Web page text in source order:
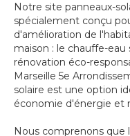
Notre site panneaux-
spécialement conçu
d'amélioration de
maison : le chauffe-eau
rénovation éco-
Marseille 5e
solaire est une option
économie d'énergie et
Nous comprenons que